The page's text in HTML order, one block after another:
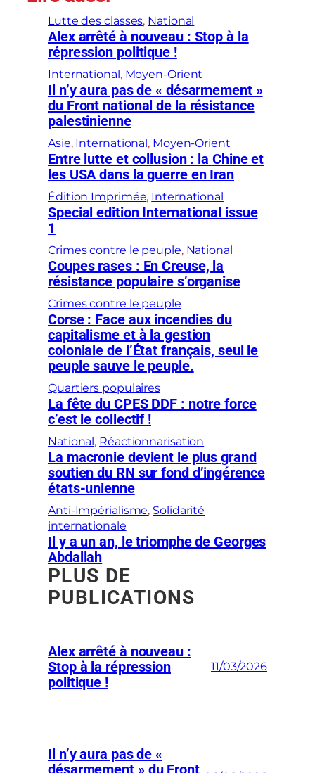
Lutte des classes, National
Alex arrêté à nouveau : Stop à la
répression politique !
International , Moyen-Orient
Il n’y aura pas de « désarmement »
du Front national de la résistance
palestinienne
Asie, International , Moyen-Orient
Entre lutte et collusion : la Chine et
les USA dans la guerre en Iran
Édition Imprimée, International
Special edition International issue
1
Crimes contre le peuple, National
Coupes rases : En Creuse, la
résistance populaire s’organise
Crimes contre le peuple
Corse : Face aux incendies du
capitalisme et à la gestion
coloniale de l’État français, seul le
peuple sauve le peuple.
Quartiers populaires
La fête du CPES DDF : notre force
c’est le collectif !
National , Réactionnarisation
La macronie devient le plus grand
soutien du RN sur fond d’ingérence
états-unienne
Anti-Impérialisme, Solidarité
internationale
Il y a un an, le triomphe de Georges
Abdallah
PLUS DE
PUBLICATIONS
Alex arrêté à nouveau :
Stop à la répression
politique !
11/03/2026
Il n’y aura pas de «